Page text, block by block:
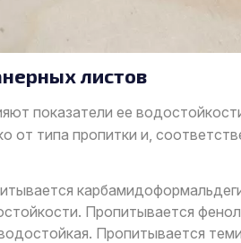
листов
показатели ее
от типа пропитки и,
Пропитывается
Пропитывается